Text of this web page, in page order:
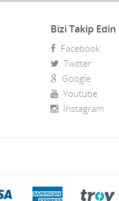
Bizi Takip Edin
Facebook
Twitter
Google
Youtube
Instagram